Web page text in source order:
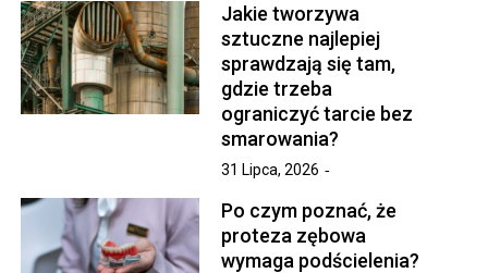
Jakie tworzywa
sztuczne najlepiej
sprawdzają się tam,
gdzie trzeba
ograniczyć tarcie bez
smarowania?
31 Lipca, 2026
Po czym poznać, że
proteza zębowa
wymaga podścielenia?